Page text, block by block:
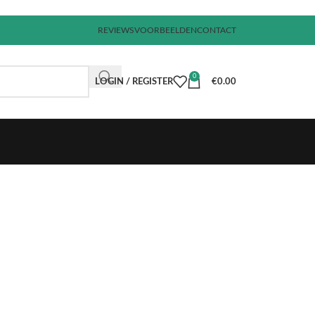
REVIEWSVOORBEELDENCONTACT
LOGIN / REGISTER
0
€0.00